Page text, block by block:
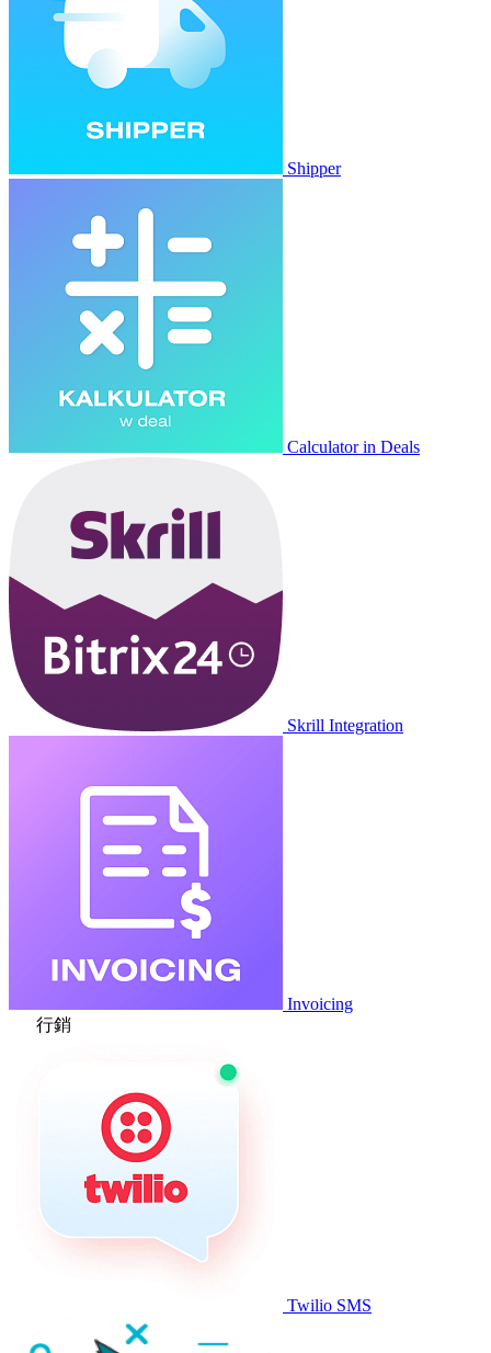
Shipper
Calculator in Deals
Skrill Integration
Invoicing
行銷
Twilio SMS